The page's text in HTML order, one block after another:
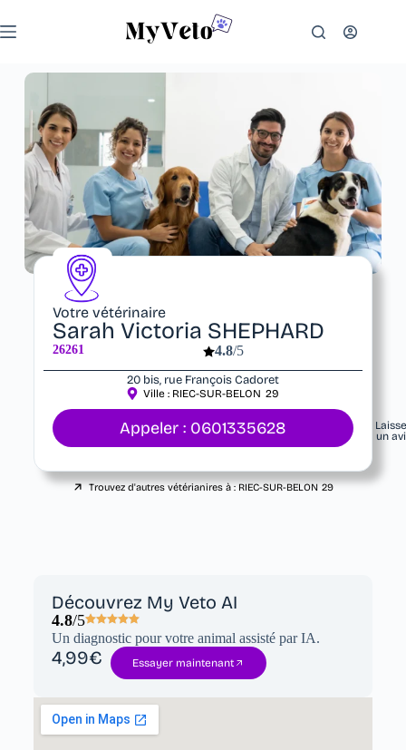
Votre vétérinaire
Sarah Victoria SHEPHARD
26261 4.8/5
20 bis, rue François Cadoret
Ville : RIEC-SUR-BELON 29
Appeler : 0601335628
un
Trouvez d'autres vétérianires à : RIEC-SUR-BELON 29
Découvrez My Veto AI
4.8/5
Un diagnostic pour votre animal assisté par IA.
4,99€ Essayer maintenant